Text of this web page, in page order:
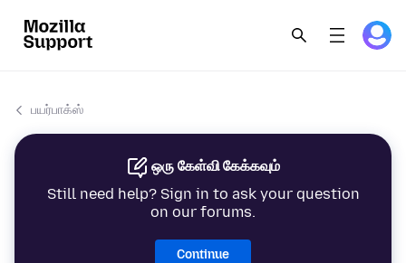
பயர்பாக்ஸ்
ஒரு கேள்வி கேக்கவும்
Still need help? Sign in to ask your question
on our forums.
Continue